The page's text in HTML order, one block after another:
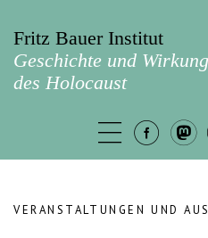
Fritz Bauer Institut
Geschichte und Wirkung
des Holocaust
VERANSTALTUNGEN UND